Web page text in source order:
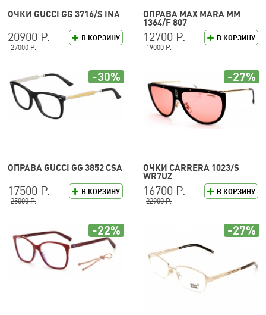
ОЧКИ GUCCI GG 3716/S INA
В КОРЗИНУ
20900 Р.
27000 Р.
ОПРАВА MAX MARA MM
1364/F 807
В КОРЗИНУ
12700 Р.
19000 Р.
ОПРАВА GUCCI GG 3852 CSA
В КОРЗИНУ
17500 Р.
25000 Р.
-30%
ОЧКИ CARRERA 1023/S
WR7UZ
В КОРЗИНУ
16700 Р.
22900 Р.
-27%
-22% -27%